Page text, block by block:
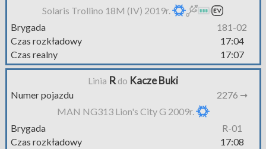
Solaris Trollino 18M (IV) 2019r.
Brygada
181-02
Czas rozkładowy
17:04
Czas realny
17:07
Linia R do Kacze Buki
Numer pojazdu
2276 ➞
MAN NG313 Lion's City G 2009r.
Brygada
R-01
Czas rozkładowy
17:08